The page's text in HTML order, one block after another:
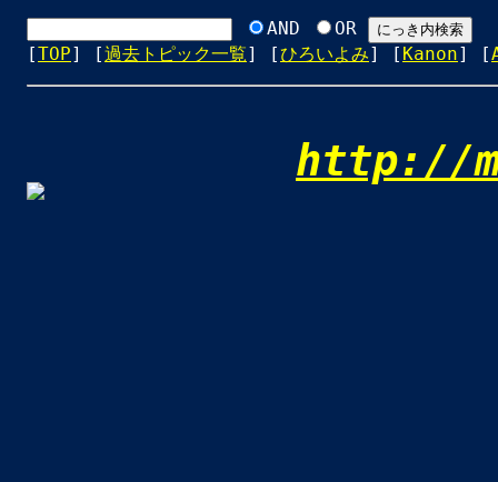
AND
OR
[TOP] [過去トピック一覧] [ひろいよみ] [ Kanon] [
http://